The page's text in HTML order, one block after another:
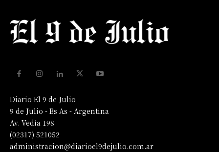
Diario El 9 de Julio
9 de Julio - Bs As - Argentina
Av. Vedia 198
(02317) 521052
administracion@diarioel9dejulio.com.ar